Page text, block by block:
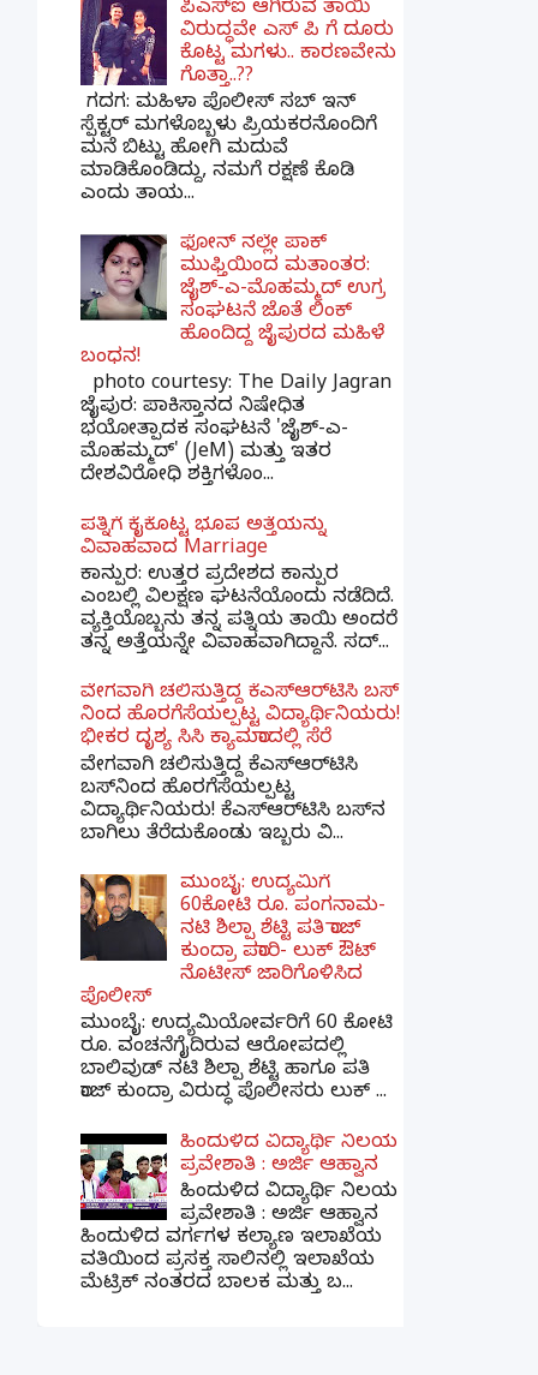
ಪಿಎಸ್​ಐ ಆಗಿರುವ ತಾಯಿ
ವಿರುದ್ಧವೇ ಎಸ್ ಪಿ ಗೆ ದೂರು
ಕೊಟ್ಟ ಮಗಳು.. ಕಾರಣವೇನು
ಗೊತ್ತಾ..??
ಗದಗ​: ಮಹಿಳಾ ಪೊಲೀಸ್​ ಸಬ್ ​ಇನ್​
ಸ್ಪೆಕ್ಟರ್​ ಮಗಳೊಬ್ಬಳು ಪ್ರಿಯಕರನೊಂದಿಗೆ
ಮನೆ ಬಿಟ್ಟು ಹೋಗಿ ಮದುವೆ
ಮಾಡಿಕೊಂಡಿದ್ದು, ನಮಗೆ ರಕ್ಷಣೆ ಕೊಡಿ
ಎಂದು ತಾಯ...
ಫೋನ್ ನಲ್ಲೇ ಪಾಕ್
ಮುಫ್ತಿಯಿಂದ ಮತಾಂತರ:
ಜೈಶ್-ಎ-ಮೊಹಮ್ಮದ್ ಉಗ್ರ
ಸಂಘಟನೆ ಜೊತೆ ಲಿಂಕ್
ಹೊಂದಿದ್ದ ಜೈಪುರದ ಮಹಿಳೆ
ಬಂಧನ!
photo courtesy: The Daily Jagran
ಜೈಪುರ: ಪಾಕಿಸ್ತಾನದ ನಿಷೇಧಿತ
ಭಯೋತ್ಪಾದಕ ಸಂಘಟನೆ 'ಜೈಶ್-ಎ-
ಮೊಹಮ್ಮದ್' (JeM) ಮತ್ತು ಇತರ
ದೇಶವಿರೋಧಿ ಶಕ್ತಿಗಳೊಂ...
ಪತ್ನಿಗೆ ಕೈಕೊಟ್ಟ ಭೂಪ ಅತ್ತೆಯನ್ನು
ವಿವಾಹವಾದ Marriage
ಕಾನ್ಪುರ: ಉತ್ತರ ಪ್ರದೇಶದ ಕಾನ್ಪುರ
ಎಂಬಲ್ಲಿ ವಿಲಕ್ಷಣ ಘಟನೆಯೊಂದು ನಡೆದಿದೆ.
ವ್ಯಕ್ತಿಯೊಬ್ಬನು ತನ್ನ ಪತ್ನಿಯ ತಾಯಿ ಅಂದರೆ
ತನ್ನ ಅತ್ತೆಯನ್ನೇ ವಿವಾಹವಾಗಿದ್ದಾನೆ. ಸದ್...
ವೇಗವಾಗಿ ಚಲಿಸುತ್ತಿದ್ದ ಕೆಎಸ್​ಆರ್​ಟಿಸಿ ಬಸ್​
ನಿಂದ ಹೊರಗೆಸೆಯಲ್ಪಟ್ಟ ವಿದ್ಯಾರ್ಥಿನಿಯರು!
ಭೀಕರ ದೃಶ್ಯ ಸಿಸಿ ಕ್ಯಾಮರಾದಲ್ಲಿ ಸೆರೆ
ವೇಗವಾಗಿ ಚಲಿಸುತ್ತಿದ್ದ ಕೆಎಸ್‌ಆರ್‌ಟಿಸಿ
ಬಸ್‌ನಿಂದ ಹೊರಗೆಸೆಯಲ್ಪಟ್ಟ
ವಿದ್ಯಾರ್ಥಿನಿಯರು! ಕೆಎಸ್‌ಆರ್‌ಟಿಸಿ ಬಸ್‌ನ
ಬಾಗಿಲು ತೆರೆದುಕೊಂಡು ಇಬ್ಬರು ವಿ...
ಮುಂಬೈ: ಉದ್ಯಮಿಗೆ
60ಕೋಟಿ ರೂ. ಪಂಗನಾಮ-
ನಟಿ ಶಿಲ್ಪಾ ಶೆಟ್ಟಿ ಪತಿ ರಾಜ್
ಕುಂದ್ರಾ ಪರಾರಿ- ಲುಕ್ ಔಟ್
ನೊಟೀಸ್ ಜಾರಿಗೊಳಿಸಿದ
ಪೊಲೀಸ್
ಮುಂಬೈ: ಉದ್ಯಮಿಯೋರ್ವರಿಗೆ 60 ಕೋಟಿ
ರೂ. ವಂಚನೆಗೈದಿರುವ ಆರೋಪದಲ್ಲಿ
ಬಾಲಿವುಡ್ ನಟಿ ಶಿಲ್ಪಾ ಶೆಟ್ಟಿ ಹಾಗೂ ಪತಿ
ರಾಜ್ ಕುಂದ್ರಾ ವಿರುದ್ಧ ಪೊಲೀಸರು ಲುಕ್ ...
ಹಿಂದುಳಿದ ವಿದ್ಯಾರ್ಥಿ ನಿಲಯ
ಪ್ರವೇಶಾತಿ : ಅರ್ಜಿ ಆಹ್ವಾನ
ಹಿಂದುಳಿದ ವಿದ್ಯಾರ್ಥಿ ನಿಲಯ
ಪ್ರವೇಶಾತಿ : ಅರ್ಜಿ ಆಹ್ವಾನ
ಹಿಂದುಳಿದ ವರ್ಗಗಳ ಕಲ್ಯಾಣ ಇಲಾಖೆಯ
ವತಿಯಿಂದ ಪ್ರಸಕ್ತ ಸಾಲಿನಲ್ಲಿ ಇಲಾಖೆಯ
ಮೆಟ್ರಿಕ್ ನಂತರದ ಬಾಲಕ ಮತ್ತು ಬ...